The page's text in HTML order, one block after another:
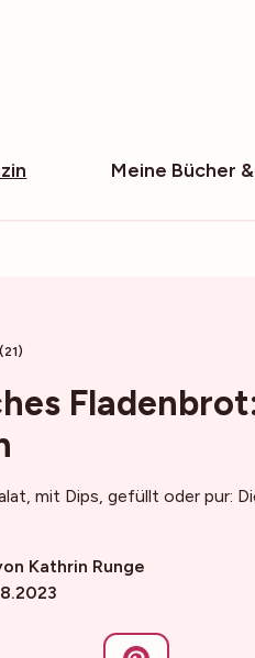
Meine Bücher
mit Dips, gefüllt oder pur:
Kathrin Runge